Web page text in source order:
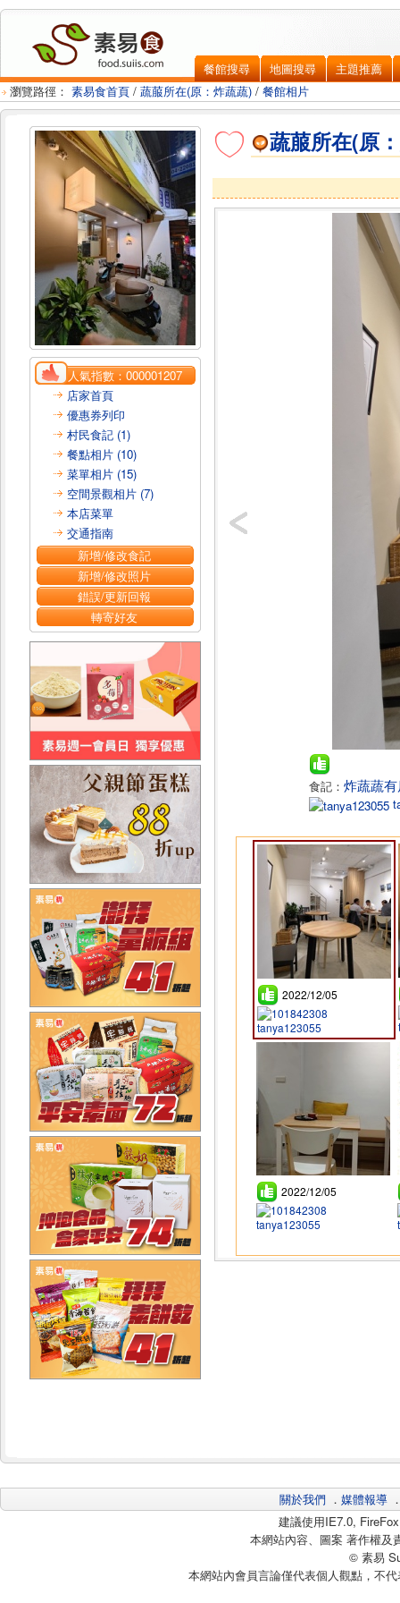
餐館搜尋 地圖搜尋
主題推薦
瀏覽路徑： 素易食首頁 / 蔬菔所在(原：炸蔬蔬) / 餐館相片
人氣指數：000001207
店家首頁
優惠券列印
村民食記 (1)
餐點相片 (10)
菜單相片 (15)
空間景觀相片 (7)
本店菜單
交通指南
新增/修改食記
新增/修改照片
錯誤/更新回報
轉寄好友
蔬菔所在(原
食記： 炸蔬蔬
2022/12/05
tanya123055
2022/12/05
tanya123055
關於我們 ． 媒體報導
建議使用IE7.0,
本網站內容、圖案 著作權及
© 素易
本網站內會員言論僅代表個人觀點，不